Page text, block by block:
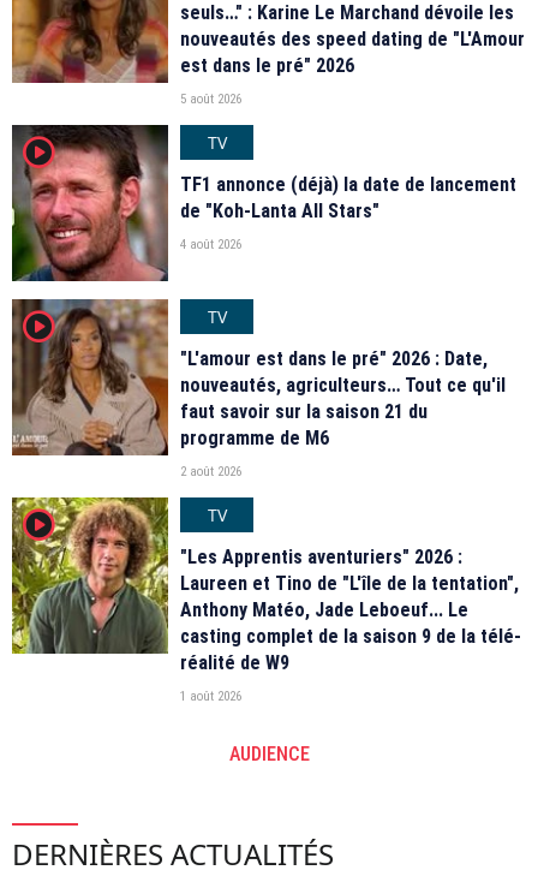
seuls…" : Karine Le Marchand dévoile les
nouveautés des speed dating de "L'Amour
est dans le pré" 2026
5 août 2026
player2
TV
TF1 annonce (déjà) la date de lancement
de "Koh-Lanta All Stars"
4 août 2026
player2
TV
"L'amour est dans le pré" 2026 : Date,
nouveautés, agriculteurs… Tout ce qu'il
faut savoir sur la saison 21 du
programme de M6
2 août 2026
player2
TV
"Les Apprentis aventuriers" 2026 :
Laureen et Tino de "L'île de la tentation",
Anthony Matéo, Jade Leboeuf... Le
casting complet de la saison 9 de la télé-
réalité de W9
1 août 2026
AUDIENCE
DERNIÈRES ACTUALITÉS